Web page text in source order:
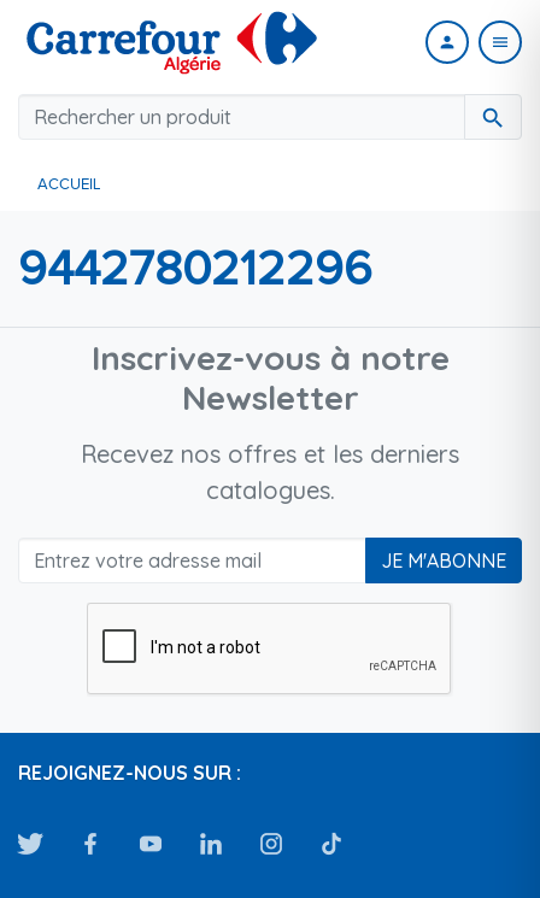
search
person menu
ACCUEIL
9442780212296
Inscrivez-vous à notre
Newsletter
Recevez nos offres et les derniers
catalogues.
JE M'ABONNE
REJOIGNEZ-NOUS SUR :